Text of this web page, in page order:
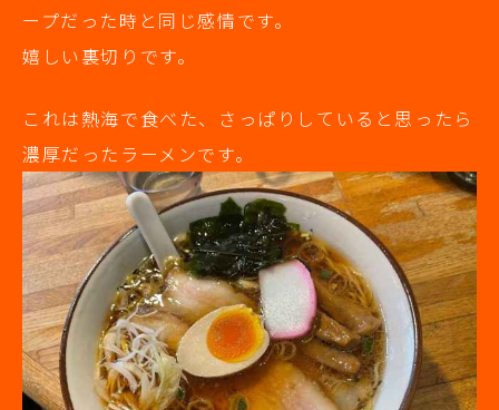
ープだった時と同じ感情です。
嬉しい裏切りです。
これは熱海で食べた、さっぱりしていると思ったら
濃厚だったラーメンです。